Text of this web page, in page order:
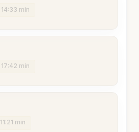
14:33 min
17:42 min
11:21 min